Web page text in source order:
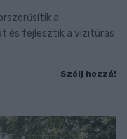
a
és fejlesztik a vízitúrás
Szólj hozzá!